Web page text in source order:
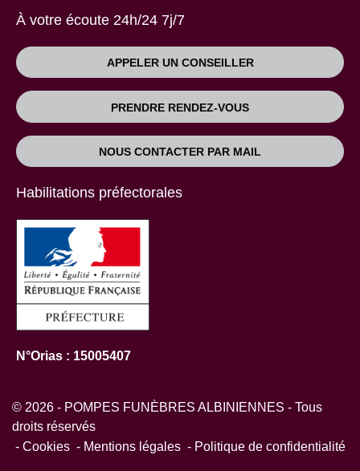
À votre écoute 24h/24 7j/7
APPELER UN CONSEILLER
PRENDRE RENDEZ-VOUS
NOUS CONTACTER PAR MAIL
Habilitations préfectorales
N°Orias : 15005407
© 2026 - POMPES FUNÈBRES ALBINIENNES - Tous
droits réservés
Cookies
Mentions légales Politique de confidentialité